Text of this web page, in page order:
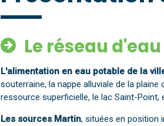
Le réseau
L'alimentation en eau potable de la
souterraine, la nappe alluviale de la plaine
ressource superficielle, le lac Saint-
Les sources Martin, situées en position